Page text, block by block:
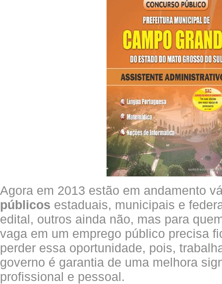
Agora em 2013 estão em andamento
públicos estaduais, municipais e
edital, outros ainda não, mas para
vaga em um emprego público precisa
perder essa oportunidade, pois,
governo é garantia de uma melhora
profissional e pessoal.